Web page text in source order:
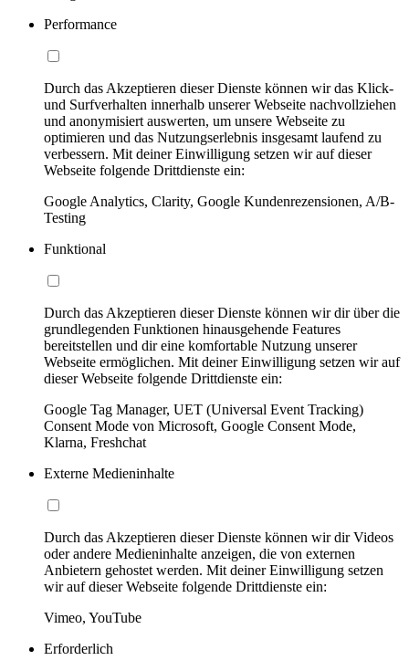
Performance
Durch das Akzeptieren dieser Dienste können wir das Klick-
und Surfverhalten innerhalb unserer Webseite nachvollziehen
und anonymisiert auswerten, um unsere Webseite zu
optimieren und das Nutzungserlebnis insgesamt laufend zu
verbessern. Mit deiner Einwilligung setzen wir auf dieser
Webseite folgende Drittdienste ein:
Google Analytics, Clarity, Google Kundenrezensionen, A/B-
Testing
Funktional
Durch das Akzeptieren dieser Dienste können wir dir über die
grundlegenden Funktionen hinausgehende Features
bereitstellen und dir eine komfortable Nutzung unserer
Webseite ermöglichen. Mit deiner Einwilligung setzen wir auf
dieser Webseite folgende Drittdienste ein:
Google Tag Manager, UET (Universal Event Tracking)
Consent Mode von Microsoft, Google Consent Mode,
Klarna, Freshchat
Externe Medieninhalte
Durch das Akzeptieren dieser Dienste können wir dir Videos
oder andere Medieninhalte anzeigen, die von externen
Anbietern gehostet werden. Mit deiner Einwilligung setzen
wir auf dieser Webseite folgende Drittdienste ein:
Vimeo, YouTube
Erforderlich